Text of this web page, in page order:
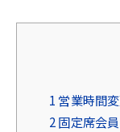
1 営業時間
2固定席会